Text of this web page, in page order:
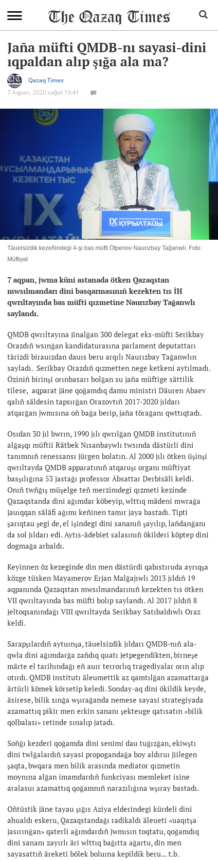
Jaña müfti QMDB-nı sayasi-dini
ıqpaldan alıp şığa ala ma?
Qazaq Times
7 Aqpan, 2020 sağat 19:41
Täuelsizdik kezeñindegi 4-şi bas müfti Ötpenov Naurızbay Tağanwlı. Foto:
Müftiyat
7 aqpan, jwma küni astanada ötken Qazaqstan
mwsılmandarı dini basqarmasınıñ kezekten tıs İH
qwrıltayındabas müfti qızmetine Naurızbay Tağanwlı
saylandı.
QMDB qwrıltayına jinalğan 300 delegat eks-müfti Serikbay
Orazdıñ wsınğan kandidaturasına parlament deputattarı
tärizdi birauızdan dauıs beru arqılı Naurızbay Tağanwlın
sayladı. Serikbay Orazdıñ qızmetten nege ketkeni aytılmadı.
Öziniñ birinşi orınbasarı bolğan su jaña müftige sättilik
tilese, aqparat jäne qoğamdıq damu ministri Däuren Abaev
qalıñ säldesin tapsırğan Orazovtıñ 2017-2020 jıldarı
atqarğan jwmısına oñ bağa berip, jaña törağanı qwttıqtadı.
Osıdan 30 jıl bwrın, 1990 jılı qwrılğan QMDB institutınıñ
alğaşqı müftii Rätbek Nısanbaywlı twsında dästürli dini
tanımnıñ renessansı jürgen bolatın. Al 2000 jılı ötken üşinşi
qwrıltayda QMDB apparatınıñ atqaruşı organı müftiyat
basşılığına 53 jastağı professor Äbsattar Derbisäli keldi.
Onıñ twñğış müşelge teñ merzimdegi qızmeti kezinde
Qazaqstanda dini ağımdar köbeyip, wlttıq mädeni mwrağa
jauıqqan säläfi ağımı keñinen tamır jaya bastadı. Tipti
şarıqtau şegi de, el işindegi dini sananıñ şayılıp, lañdanğanı
da sol jıldarı edi. Aytıs-ädebiet salasınıñ ökilderi köptep dini
dogmağa arbaldı.
Keyinnen öz kezeginde din men dästürdi qabıstıruda ayrıqşa
közge tüsken Mayamerov Erjan Malğajıwlı 2013 jıldıñ 19
aqpanında Qazaqstan mwsılmandarınıñ kezekten tıs ötken
VII qwrıltayında bas müfti bolıp saylandı. Al 2017 jıldıñ 8
jeltoqsanındağı VIII qwrıltayda Serikbay Satıbaldıwlı Oraz
keldi.
Sarapşılardıñ aytuınşa, täuelsizdik jıldarı QMDB-nıñ ala-
qwla dini ağımdarğa zañdıq quatı jetpegendikten, birneşe
märte el tarihındağı eñ auır terrorlıq tragediyalar orın alıp
otırdı. QMDB institutı äleumettik az qamtılğan azamattarğa
ärtürli kömek körsetip keledi. Sonday-aq dini ökildik keyde,
äsirese, bilik sınğa wşırağanda nemese sayasi strategiyada
azamattıq pikir men erkin sananı şekteuge qatısatın «bilik
qolbalası» retinde sınalıp jatadı.
Soñğı kezderi qoğamda dini senimi dau tuğızğan, ekiwştı
dini twlğalardıñ sayasi propogandağa boy aldıruı jiilegen
şaqta, bwqara men bilik arasında mediator qızmetin
moynına alğan imamdardıñ funkciyası memleket isine
aralasuı azamattıq qoğamnıñ narazılığına wşıray bastadı.
Oñtüstik jäne tayau şığıs Aziya elderindegi kürdeli dini
ahualdı eskeru, Qazaqstandağı radikaldı äleueti «uaqıtşa
jasırınğan» qaterli ağımdardıñ jwmısın toqtatu, qoğamdıq
dini sananı zayırlı äri wlttıq bağıtta ağartu, din men
sayasattıñ äreketi bölek boluına kepildik beru... t.b.